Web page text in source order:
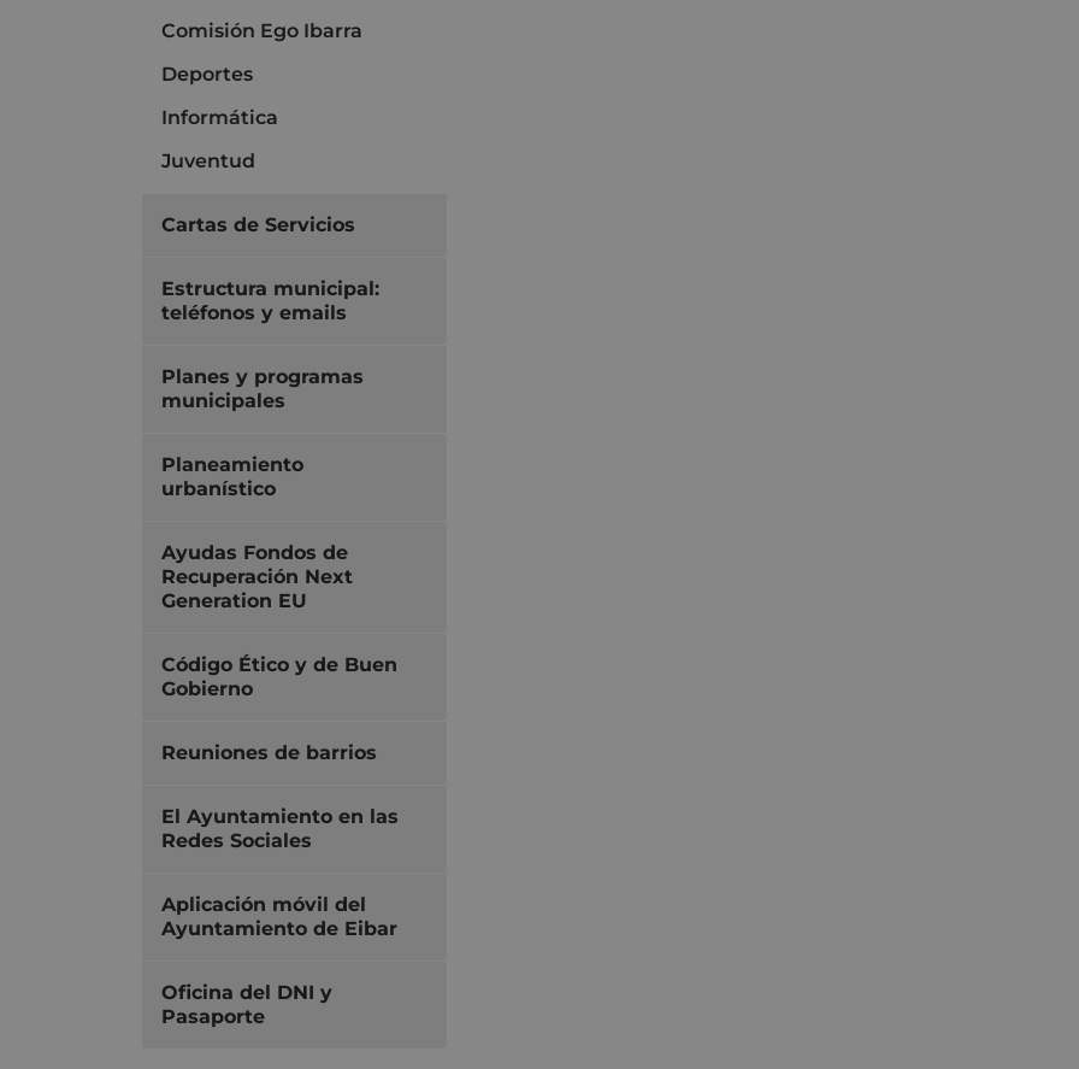
Comisión Ego Ibarra
Deportes
Informática
Juventud
Cartas de Servicios
Estructura municipal:
teléfonos y emails
Planes y programas
municipales
Planeamiento
urbanístico
Ayudas Fondos de
Recuperación Next
Generation EU
Código Ético y de Buen
Gobierno
Reuniones de barrios
El Ayuntamiento en las
Redes Sociales
Aplicación móvil del
Ayuntamiento de Eibar
Oficina del DNI y
Pasaporte